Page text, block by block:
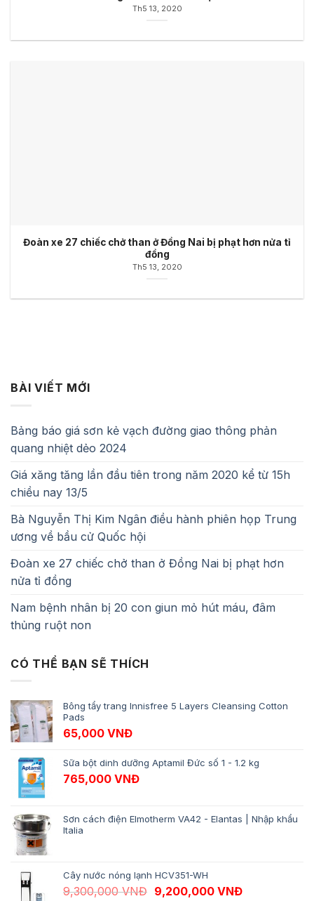
Th5 13, 2020
Đoàn xe 27 chiếc chở than ở Đồng Nai bị phạt hơn nửa tỉ
đồng
Th5 13, 2020
BÀI VIẾT MỚI
Bảng báo giá sơn kẻ vạch đường giao thông phản
quang nhiệt dẻo 2024
Giá xăng tăng lần đầu tiên trong năm 2020 kể từ 15h
chiều nay 13/5
Bà Nguyễn Thị Kim Ngân điều hành phiên họp Trung
ương về bầu cử Quốc hội
Đoàn xe 27 chiếc chở than ở Đồng Nai bị phạt hơn
nửa tỉ đồng
Nam bệnh nhân bị 20 con giun mỏ hút máu, đâm
thủng ruột non
CÓ THỂ BẠN SẼ THÍCH
Bông tẩy trang Innisfree 5 Layers Cleansing Cotton
Pads
65,000 VNĐ
Sữa bột dinh dưỡng Aptamil Đức số 1 - 1.2 kg
765,000 VNĐ
Sơn cách điện Elmotherm VA42 - Elantas | Nhập khẩu
Italia
Cây nước nóng lạnh HCV351-WH
9,300,000VNĐ Giá gốc là: 9,300,000 VNĐ.
9,200,000 VNĐGiá hiện tại